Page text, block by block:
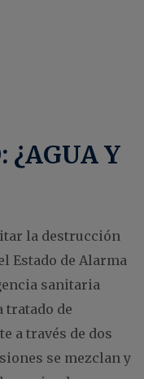
¿AGUA Y
la destrucción
Estado de Alarma
sanitaria
tratado de
a través de dos
se mezclan y